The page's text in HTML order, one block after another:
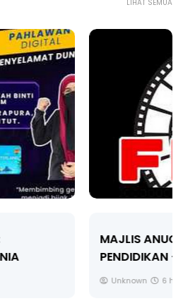
LIHAT SEMUA
(FESTIVAL LENSA